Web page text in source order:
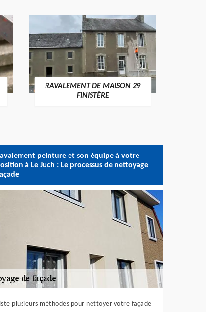
RAVALEMENT DE MAISON 29
FINISTÈRE
peinture et son équipe à votre
à Le Juch : Le processus de nettoyage
plusieurs méthodes pour nettoyer votre façade